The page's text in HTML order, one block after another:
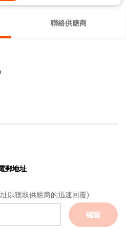
聯絡供應商
郵地址
以獲取供應商的迅速回覆)
確認